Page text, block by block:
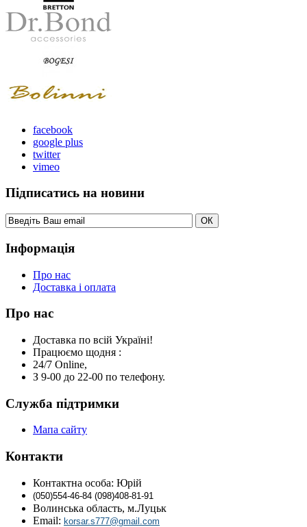
facebook
google plus
twitter
vimeo
Підписатись на новини
Інформація
Про нас
Доставка і оплата
Про нас
Доставка по всій Україні!
Працюємо щодня :
24/7 Online,
З 9-00 до 22-00 по телефону.
Служба підтримки
Мапа сайту
Контакти
Контактна особа: Юрій
(050)554-46-84 (098)408-81-91
Волинська область, м.Луцьк
Email: korsar.s777@gmail.com